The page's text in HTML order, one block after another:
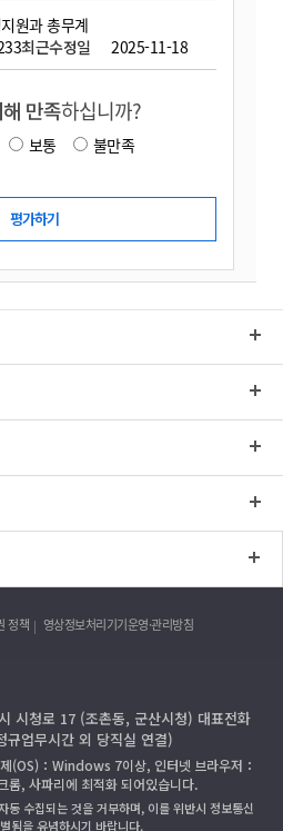
원과 총무계
최근수정일 2025-11-18
만족하십니까?
보통
불만족
정책 영상정보처리기기운영·관리방침
시청로 17 (조촌동, 군산시청) 대표전화
업무시간 외 당직실 연결)
(OS)：Windows 7이상, 인터넷 브라우저：
롬, 사파리에 최적화 되어있습니다.
동 수집되는 것을 거부하며, 이를 위반시 정보통신
됨을 유념하시기 바랍니다.